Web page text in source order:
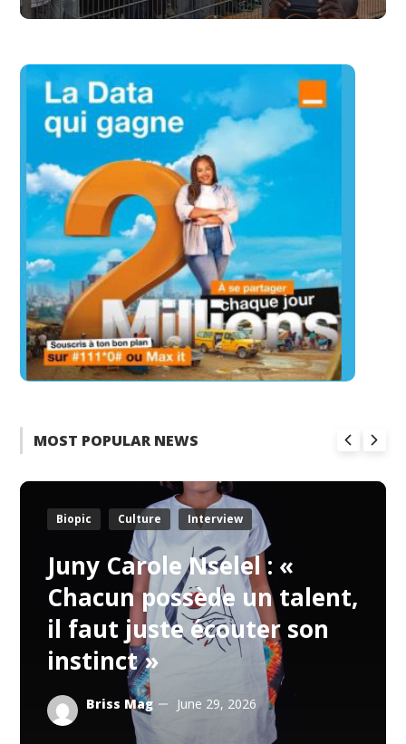
MOST POPULAR NEWS
Juny Carole Nselel : «
Chacun possède un talent,
il faut juste écouter son
instinct »
Briss Mag June 29, 2026
Biopic Culture Interview